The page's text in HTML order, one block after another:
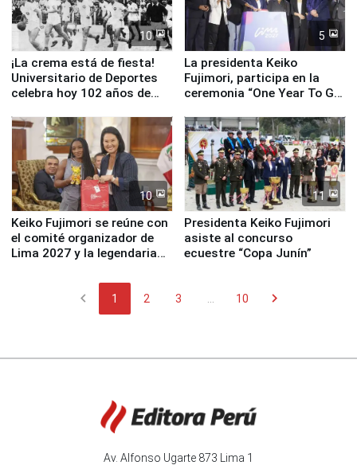
10
¡La crema está de fiesta!
Universitario de Deportes
celebra hoy 102 años de
5
La presidenta Keiko
Fujimori, participa en la
ceremonia “One Year To Go
10
Keiko Fujimori se reúne con
el comité organizador de
Lima 2027 y la legendaria
11
Presidenta Keiko Fujimori
asiste al concurso
ecuestre “Copa Junín”
chevron_left 1 2 3 ... 10 chevron_right
Av. Alfonso Ugarte 873 Lima 1